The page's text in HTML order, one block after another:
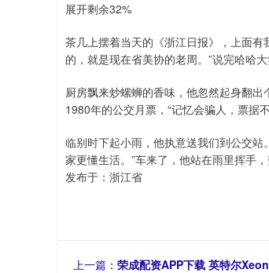
展开剩余32%
茶几上摆着当天的《浙江日报》，上面
的，就是现在省美协的老周。”说完哈哈
厨房飘来炒螺蛳的香味，他忽然起身翻
1980年的公交月票，“记忆会骗人，票据
临别时下起小雨，他执意送我们到公交
家更懂生活。”车来了，他站在雨里挥手
发布于：浙江省
上一篇： 荣成配资APP下载 英特尔